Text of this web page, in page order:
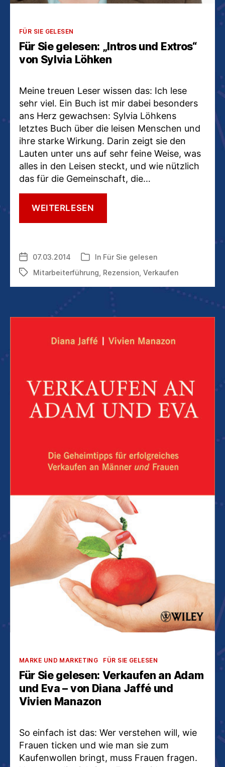
Kategorien
FÜR SIE GELESEN
Für Sie gelesen: „Intros und Extros“
von Sylvia Löhken
Meine treuen Leser wissen das: Ich lese
sehr viel. Ein Buch ist mir dabei besonders
ans Herz gewachsen: Sylvia Löhkens
letztes Buch über die leisen Menschen und
ihre starke Wirkung. Darin zeigt sie den
Lauten unter uns auf sehr feine Weise, was
alles in den Leisen steckt, und wie nützlich
das für die Gemeinschaft, die…
WEITERLESEN
EXTROS“
VON
LÖHKEN
Veröffentlichungsdatum
07.03.2014 Kategorien
In Für Sie gelesen
Schlagwörter
Mitarbeiterführung Rezension Verkaufen
Kategorien
MARKE UND MARKETING FÜR SIE GELESEN
Für Sie gelesen: Verkaufen an Adam
und Eva – von Diana Jaffé und
Vivien Manazon
So einfach ist das: Wer verstehen will, wie
Frauen ticken und wie man sie zum
Kaufenwollen bringt, muss Frauen fragen.